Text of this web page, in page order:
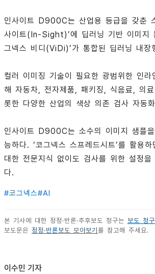
인사이트 D900C는 산업용 등급을 갖춘
사이트(In-Sight)’에 딥러닝 기반 이미지
그넥스 비디(ViDi)’가 통합된 딥러닝 내장
컬러 이미징 기술이 필요한 광범위한 인
해 자동차, 전자제품, 패키징, 식음료, 의
롯한 다양한 산업의 색상 의존 검사 자동
인사이트 D900C는 소수의 이미지 샘플
능하다. ‘코그넥스 스프레드시트’를 활용
대한 전문지식 없이도 검사를 위한 설정
다.
#코그넥스#AI
본 기사에 대한 정정·반론·추후보도 청구는 보도 청
보도문은 정정·반론보도 모아보기 를 참고해 주세요.
이수민 기자